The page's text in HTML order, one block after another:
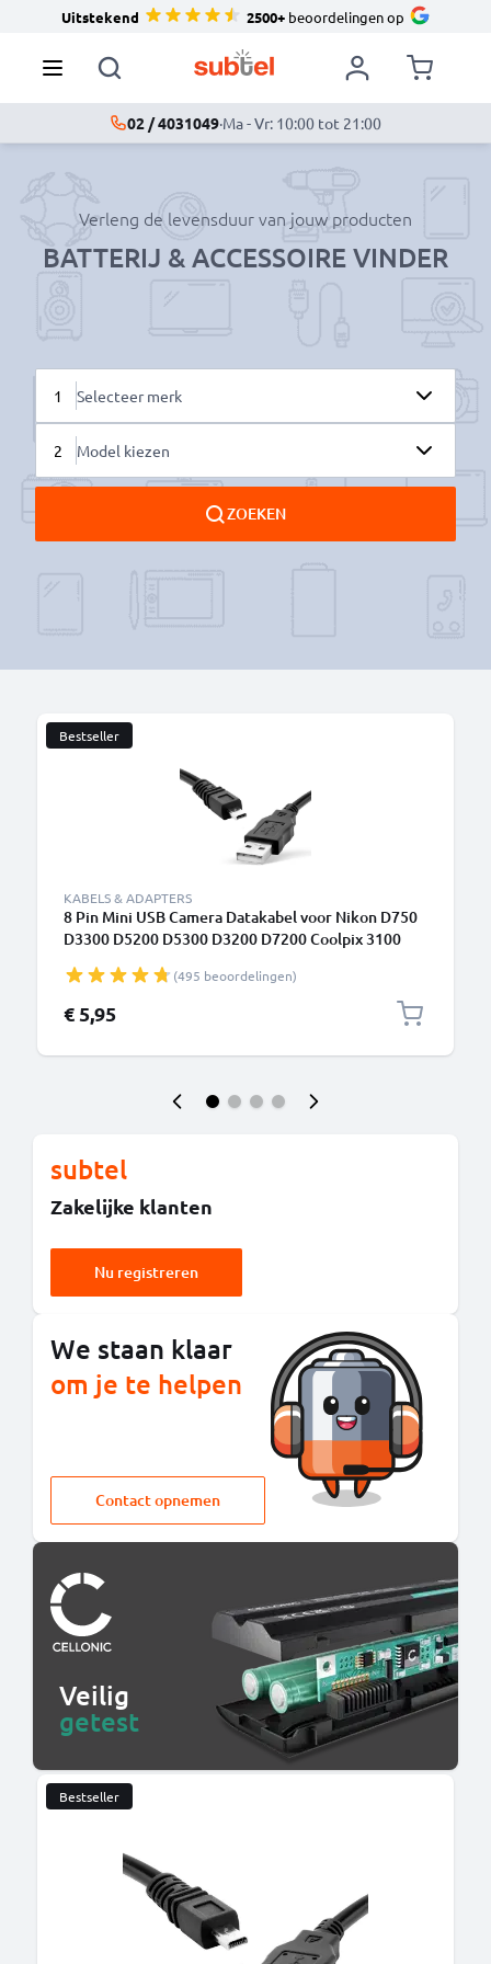
Uitstekend 2500+beoordelingen op
02 / 4031049·Ma - Vr: 10:00 tot 21:00
Verleng de levensduur van jouw producten
BATTERIJ & ACCESSOIRE VINDER
1 Selecteer merk
2 Model kiezen
ZOEKEN
Bestseller
KABELS & ADAPTERS
8 Pin Mini USB Camera Datakabel voor Nikon D750
D3300 D5200 D5300 D3200 D7200 Coolpix 3100
(495 beoordelingen)
€ 5,95
subtel
Zakelijke klanten
Nu registreren
Bestseller
We staan klaar
om je te helpen
Contact opnemen
Veilig
getest